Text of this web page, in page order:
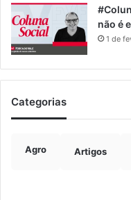
não é
1 de
Categorias
Agro Artigos